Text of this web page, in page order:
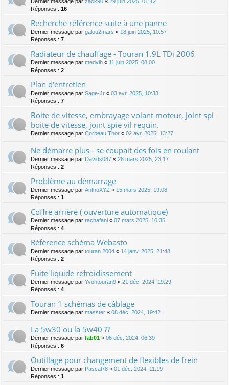
Réponses : 16
Recherche référence suite à une panne
Dernier message par galou2mars « 18 juin 2025, 10:57
Réponses : 7
Radiateur de chauffage - Touran 1.9L TDi 2006
Dernier message par medvih « 11 juin 2025, 08:00
Réponses : 2
Plan d'entretien
Dernier message par Sage-Jr « 03 avr. 2025, 10:33
Réponses : 7
Boite de vitesse, embrayage volant moteur, Joint spi
boite de vitesse, joint spie vil requin.
Dernier message par Corbeau Thor « 02 avr. 2025, 13:27
Ne démarre plus - se coupait des fois en roulant
Dernier message par Davids087 « 28 mars 2025, 23:17
Réponses : 2
Problème au démarrage
Dernier message par AnthoXYZ « 15 mars 2025, 19:08
Réponses : 1
Coffre arrière ( ouverture automatique)
Dernier message par rachafani « 07 mars 2025, 10:35
Réponses : 4
Référence schéma Webasto
Dernier message par touran 2004 « 14 janv. 2025, 21:48
Réponses : 2
Fuite liquide refroidissement
Dernier message par Yvontouran9 « 21 déc. 2024, 19:29
Réponses : 4
Touran 1 schémas de câblage
Dernier message par masster « 08 déc. 2024, 19:42
La 5w30 ou la 5w40 ??
Dernier message par fab01 « 06 déc. 2024, 06:39
Réponses : 6
Outillage pour changement de flexibles de frein
Dernier message par Pascal78 « 01 déc. 2024, 11:19
Réponses : 1